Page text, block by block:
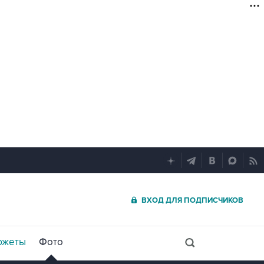
ВХОД ДЛЯ ПОДПИСЧИКОВ
Фото